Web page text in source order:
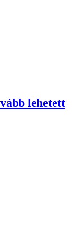
lehetett